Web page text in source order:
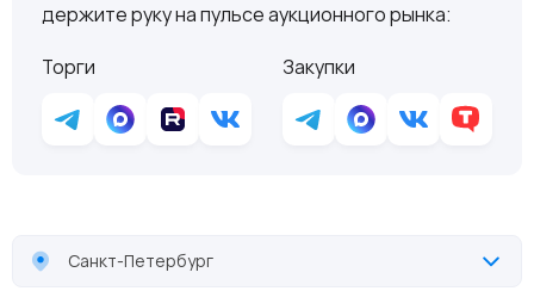
держите руку на пульсе аукционного рынка:
Торги
Закупки
Санкт-Петербург